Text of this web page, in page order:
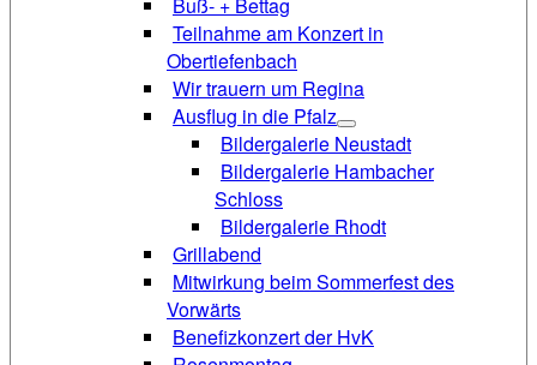
Teilnahme am Konzert in
Obertiefenbach
Wir trauern um Regina
Ausflug in die Pfalz
Bildergalerie Neustadt
Bildergalerie Hambacher
Schloss
Bildergalerie Rhodt
Grillabend
Mitwirkung beim Sommerfest des
Vorwärts
Benefizkonzert der HvK